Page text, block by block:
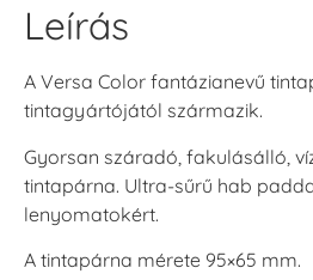
Leírás
A Versa Color fantázianevű
tintagyártójától származik.
Gyorsan száradó, fakulásálló,
tintapárna. Ultra-sűrű hab
lenyomatokért.
A tintapárna mérete 95×65 mm.